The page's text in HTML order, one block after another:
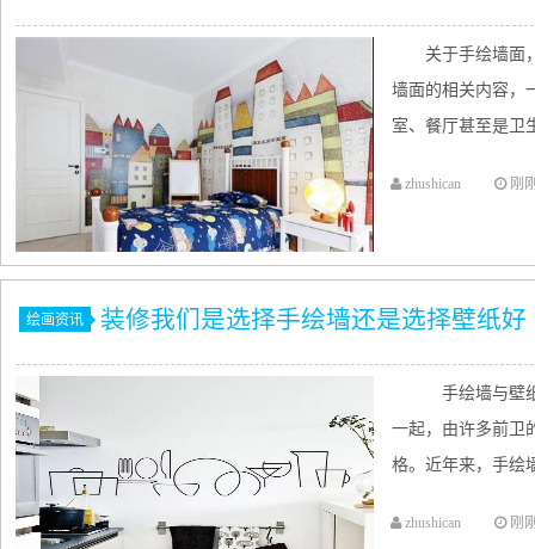
关于手绘墙面
墙面的相关内容
室、餐厅甚至是卫
zhushican 刚
绘画资讯 装修我们是选择手绘墙还是选择壁纸好
手绘墙与壁
一起，由许多前卫
格。近年来，手绘
zhushican 刚